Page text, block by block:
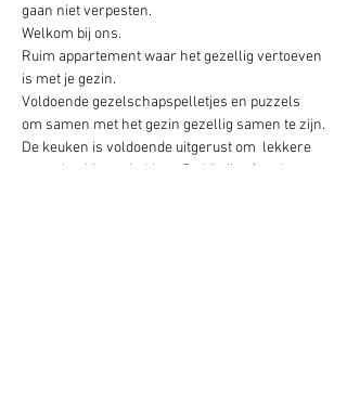
gaan niet verpesten.
Welkom bij ons.
Ruim appartement waar het gezellig vertoeven
is met je gezin.
Voldoende gezelschapspelletjes en puzzels
om samen met het gezin gezellig samen te zijn.
De keuken is voldoende uitgerust om  lekkere
pannekoekjes te bakken. De kindjes (en de